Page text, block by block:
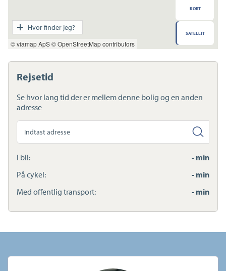
Rejsetid
Se hvor lang tid der er mellem denne bolig og en anden
adresse
Søg
anden
adresse
I bil:
- min
På cykel:
- min
Med offentlig transport:
- min
© viamap ApS© OpenStreetMap contributors
KORT
SATELLIT
Hvor finder jeg?
Transport
Indkøb
Daginstitution
Skole
Sundhed
Ladestandere
Lynladere